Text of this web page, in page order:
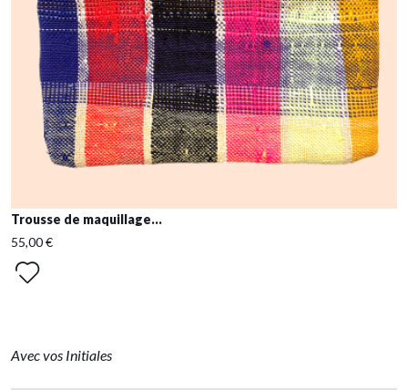
Trousse de maquillage...
55,00 €
Avec vos Initiales